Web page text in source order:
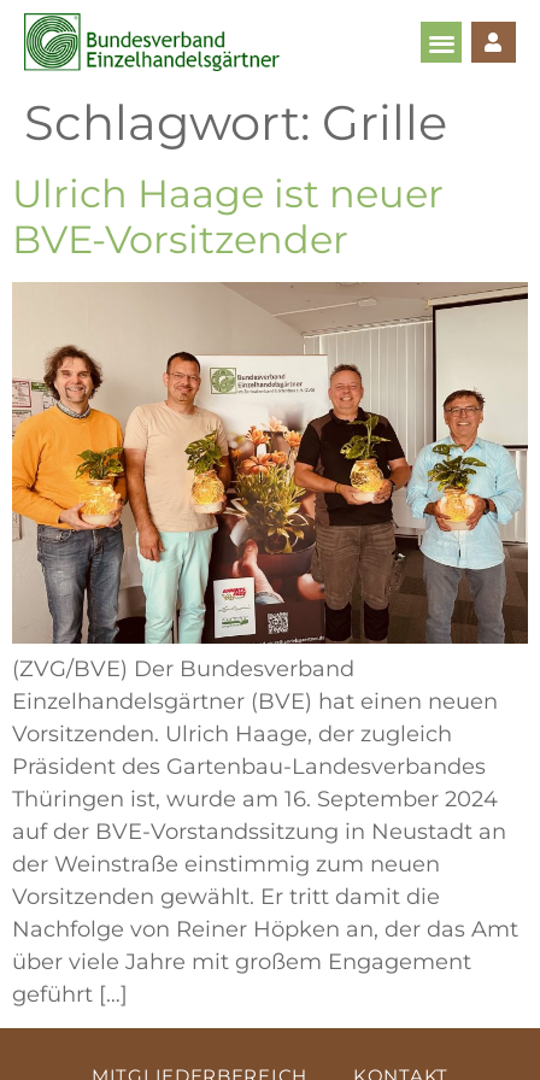
Schlagwort: Grille
Ulrich Haage ist neuer
BVE-Vorsitzender
(ZVG/BVE) Der Bundesverband
Einzelhandelsgärtner (BVE) hat einen neuen
Vorsitzenden. Ulrich Haage, der zugleich
Präsident des Gartenbau-Landesverbandes
Thüringen ist, wurde am 16. September 2024
auf der BVE-Vorstandssitzung in Neustadt an
der Weinstraße einstimmig zum neuen
Vorsitzenden gewählt. Er tritt damit die
Nachfolge von Reiner Höpken an, der das Amt
über viele Jahre mit großem Engagement
geführt […]